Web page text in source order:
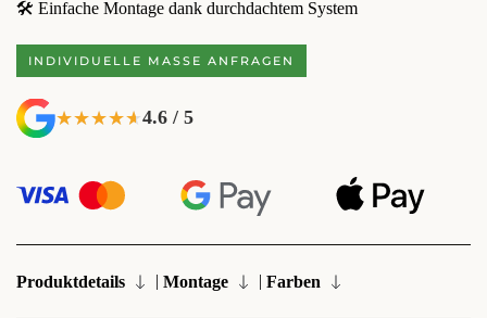
🛠️ Einfache Montage dank durchdachtem System
INDIVIDUELLE MASSE ANFRAGEN
★★★★★
★★★★★4.6 / 5
Produktdetails | Montage | Farben